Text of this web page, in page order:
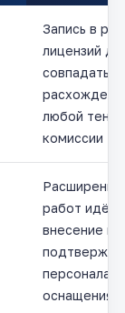
Запись в
лицензий
совпадать
любой
комиссии
Расширение
работ идёт
внесение
персонала и
оснащения